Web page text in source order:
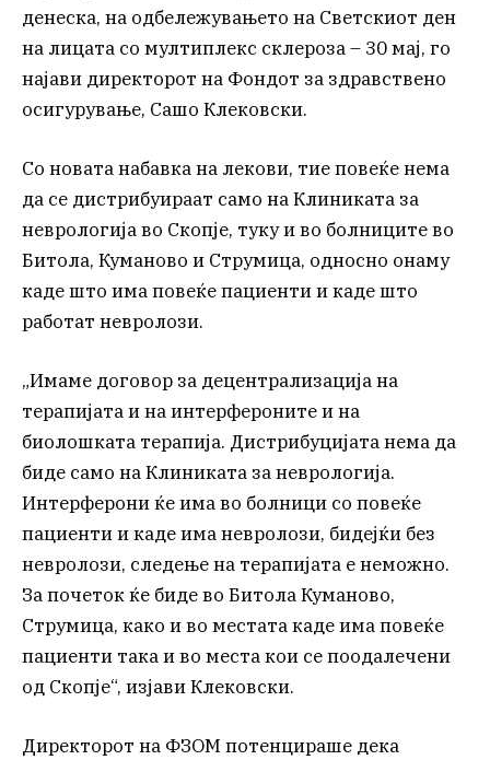
денеска, на одбележувањето на Светскиот ден
на лицата со мултиплекс склероза – 30 мај, го
најави директорот на Фондот за здравствено
осигурување, Сашо Клековски.
Со новата набавка на лекови, тие повеќе нема
да се дистрибуираат само на Клиниката за
неврологија во Скопје, туку и во болниците во
Битола, Куманово и Струмица, односно онаму
каде што има повеќе пациенти и каде што
работат невролози.
„Имаме договор за децентрализација на
терапијата и на интерфероните и на
биолошката терапија. Дистрибуцијата нема да
биде само на Клиниката за неврологија.
Интерферони ќе има во болници со повеќе
пациенти и каде има невролози, бидејќи без
невролози, следење на терапијата е неможно.
За почеток ќе биде во Битола Куманово,
Струмица, како и во местата каде има повеќе
пациенти така и во места кои се поодалечени
од Скопје“, изјави Клековски.
Директорот на ФЗОМ потенцираше дека